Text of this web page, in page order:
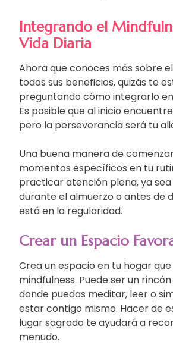
Integrando el
Vida Diaria
Ahora que conoces más sobre el
todos sus beneficios, quizás te
preguntando cómo integrarlo
Es posible que al inicio
pero la perseverancia será tu
Una buena manera de
momentos específicos en tu
practicar atención plena, ya
durante el almuerzo o antes de
está en la regularidad.
Crear un Espacio
Crea un espacio en tu hogar
mindfulness. Puede ser un
donde puedas meditar, leer o
estar contigo mismo. Hacer de
lugar sagrado te ayudará a
menudo.